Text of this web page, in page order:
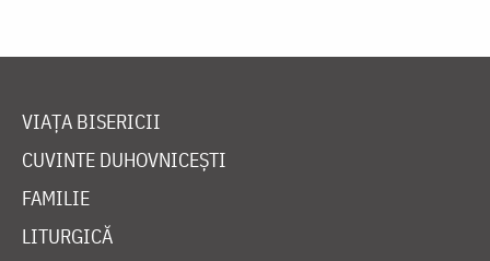
VIAȚA BISERICII
CUVINTE DUHOVNICEȘTI
FAMILIE
LITURGICĂ